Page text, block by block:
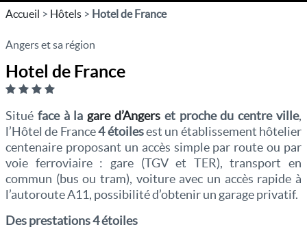
Accueil > Hôtels > Hotel de France
Angers et sa région
Hotel de France
Situé face à lagare d’Angers et proche du centre ville,
l’Hôtel de France4 étoilesest un établissement hôtelier
centenaire proposant un accès simple par route ou par
voie ferroviaire : gare (TGV et TER), transport en
commun (bus ou tram), voiture avec un accès rapide à
l’autoroute A11, possibilité d’obtenir un garage privatif.
Des prestations 4 étoiles